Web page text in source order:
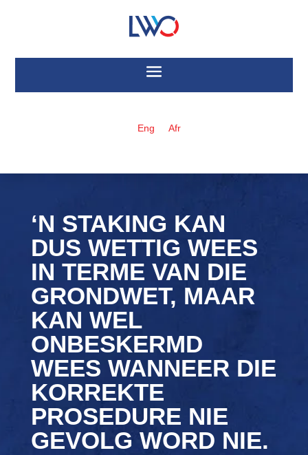
Eng Afr
‘N STAKING KAN
DUS WETTIG WEES
IN TERME VAN DIE
GRONDWET, MAAR
KAN WEL
ONBESKERMD
WEES WANNEER DIE
KORREKTE
PROSEDURE NIE
GEVOLG WORD NIE.